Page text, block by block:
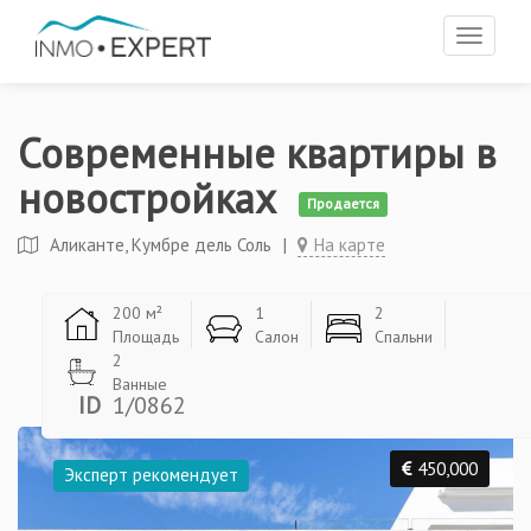
Toggle
Современные квартиры в
новостройках
Продается
Аликанте, Кумбре дель Соль | На карте
200 м²
Площадь
1
Салон
2
Спальни
2
Ванные
ID 1/0862
Эксперт рекомендует 450,000